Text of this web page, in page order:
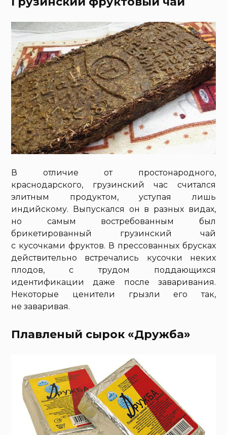
В отличие от простонародного,
краснодарского, грузинский час считался
элитным продуктом, уступая лишь
индийскому. Выпускался он в разных видах,
но самым востребованным был
брикетированный грузинский чай
с кусочками фруктов. В прессованных брусках
действительно встречались кусочки неких
плодов, с трудом поддающихся
идентификации даже после заваривания.
Некоторые ценители грызли его так,
не заваривая.
Плавленый сырок «Дружба»